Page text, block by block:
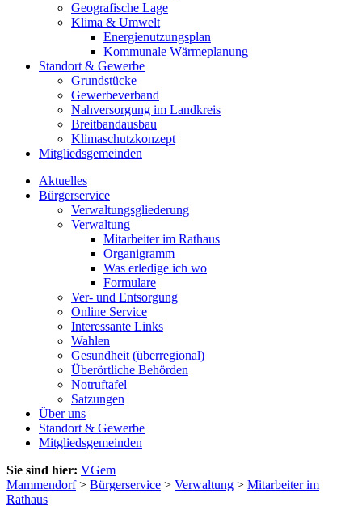
Geografische Lage
Klima & Umwelt
Energienutzungsplan
Kommunale Wärmeplanung
Standort & Gewerbe
Grundstücke
Gewerbeverband
Nahversorgung im Landkreis
Breitbandausbau
Klimaschutzkonzept
Mitgliedsgemeinden
Aktuelles
Bürgerservice
Verwaltungsgliederung
Verwaltung
Mitarbeiter im Rathaus
Organigramm
Was erledige ich wo
Formulare
Ver- und Entsorgung
Online Service
Interessante Links
Wahlen
Gesundheit (überregional)
Überörtliche Behörden
Notruftafel
Satzungen
Über uns
Standort & Gewerbe
Mitgliedsgemeinden
Sie sind hier: VGem
Mammendorf> Bürgerservice > Verwaltung > Mitarbeiter im
Rathaus